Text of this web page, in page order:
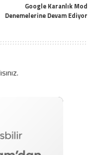
Google Karanlık Mod
Denemelerine Devam Ediyor
.